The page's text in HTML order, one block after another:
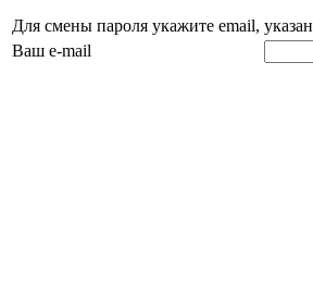
Для смены пароля укажите email,
Ваш e-mail